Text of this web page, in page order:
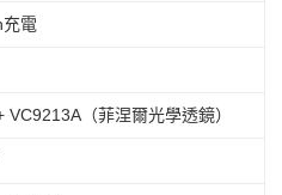
電
VC9213A（菲涅爾光學透鏡）